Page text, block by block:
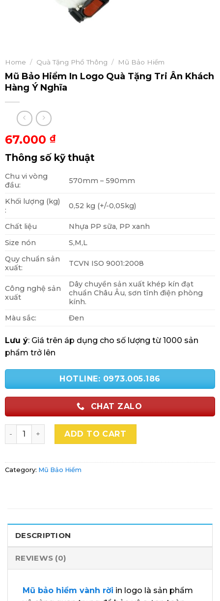
Home / Quà Tặng Phổ Thông / Mũ Bảo Hiểm
Mũ Bảo Hiểm In Logo Quà Tặng Tri Ân Khách
Hàng Ý Nghĩa
67.000 ₫
Thông số kỹ thuật
Chu vi vòng
đầu:
570mm – 590mm
Khối lượng (kg)
:
0,52 kg (+/-0,05kg)
Chất liệu
Nhựa PP sữa, PP xanh
Size nón
S,M,L
Quy chuẩn sản
xuất:
TCVN ISO 9001:2008
Công nghệ sản
xuất
Dây chuyền sản xuất khép kín đạt
chuẩn Châu Âu, sơn tĩnh điện phòng
kính.
Màu sắc:
Đen
Lưu ý: Giá trên áp dụng cho số lượng từ 1000 sản
phẩm trở lên
HOTLINE: 0973.005.186
CHAT ZALO
Mũ Bảo Hiểm In Logo Quà Tặng Tri Ân Khách Hàng Ý
ADD TO CART
Category: Mũ Bảo Hiểm
DESCRIPTION
REVIEWS (0)
Mũ bảo hiểm vành rời in logo là sản phẩm